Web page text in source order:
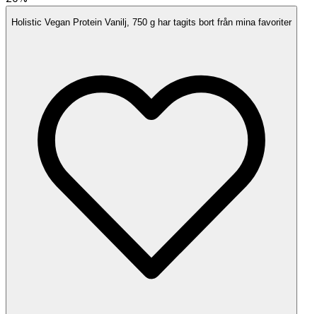
Holistic Vegan Protein Vanilj, 750 g har tagits bort från mina favoriter